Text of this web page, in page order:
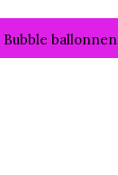
Bubble ballonnen